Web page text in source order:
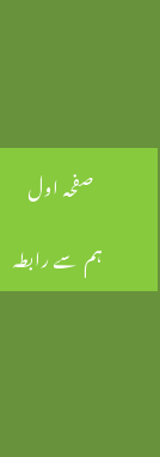
صفحہ اول
ہم سے رابطہ